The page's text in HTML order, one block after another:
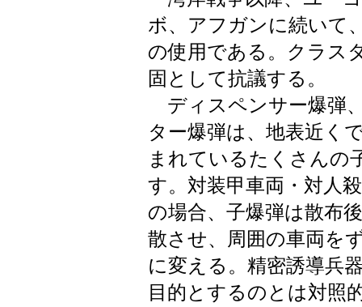
ボ、アフガンに続いて
の使用である。クラス
固として抗議する。
ディスペンサー爆弾
ター爆弾は、地表近く
まれているたくさんの
す。対装甲車両・対人
の場合、子爆弾は散布
散させ、周囲の車両を
に変える。精密誘導兵
目的とするのとは対照